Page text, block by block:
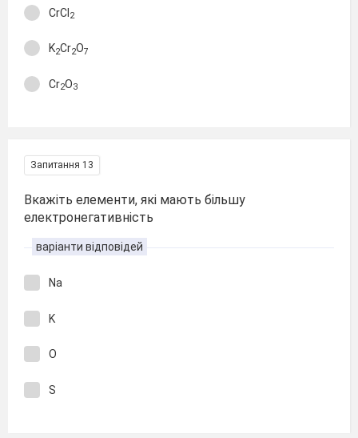
CrCl2
K2Cr2O7
Cr2O3
Запитання 13
Вкажіть елементи, які мають більшу
електронегативність
варіанти відповідей
Na
K
O
S